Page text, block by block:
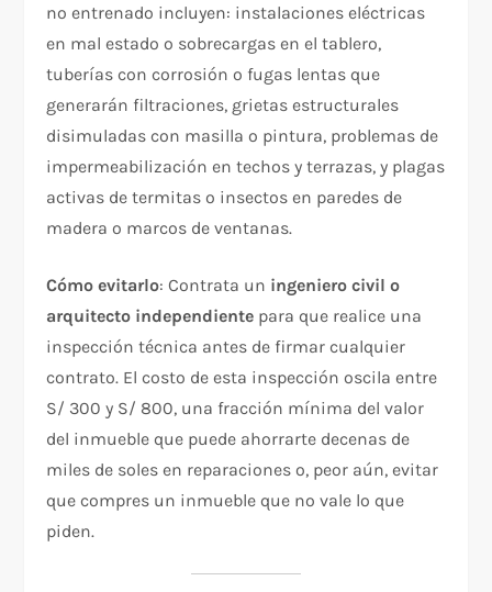
no entrenado incluyen: instalaciones eléctricas
en mal estado o sobrecargas en el tablero,
tuberías con corrosión o fugas lentas que
generarán filtraciones, grietas estructurales
disimuladas con masilla o pintura, problemas de
impermeabilización en techos y terrazas, y plagas
activas de termitas o insectos en paredes de
madera o marcos de ventanas.
Cómo evitarlo: Contrata un ingeniero civil o
arquitecto independiente para que realice una
inspección técnica antes de firmar cualquier
contrato. El costo de esta inspección oscila entre
S/ 300 y S/ 800, una fracción mínima del valor
del inmueble que puede ahorrarte decenas de
miles de soles en reparaciones o, peor aún, evitar
que compres un inmueble que no vale lo que
piden.